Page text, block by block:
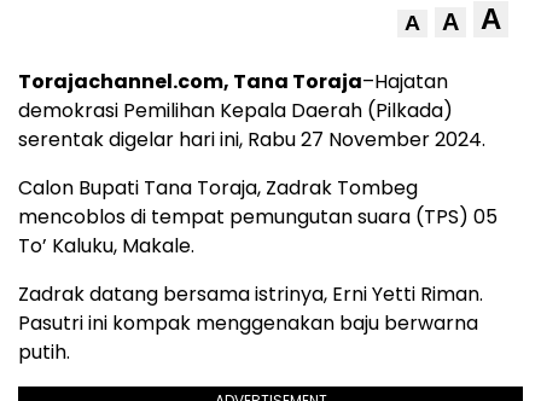
A A A
Torajachannel.com, Tana Toraja–Hajatan
demokrasi Pemilihan Kepala Daerah (Pilkada)
serentak digelar hari ini, Rabu 27 November 2024.
Calon Bupati Tana Toraja, Zadrak Tombeg
mencoblos di tempat pemungutan suara (TPS) 05
To’ Kaluku, Makale.
Zadrak datang bersama istrinya, Erni Yetti Riman.
Pasutri ini kompak menggenakan baju berwarna
putih.